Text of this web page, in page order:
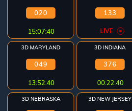
020
15:07:40
133
LIVE
3D MARYLAND
049
13:52:40
3D INDIANA
376
00:22:40
3D NEBRASKA 3D NEW JERSEY